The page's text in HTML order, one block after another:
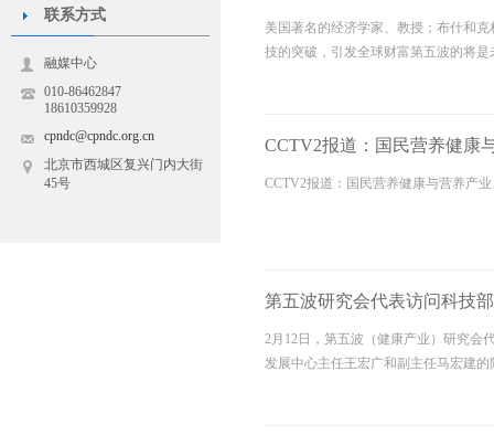
联系方式
融媒中心
010-86462847
18610359928
cpndc@cpndc.org.cn
北京市西城区复兴门内大街
45号
美国著名的经济学家、教授；布什和
技的突破，引发全球财富第五波的将
CCTV2报道：国民营养健康
CCTV2报道：国民营养健康与营养产
第五波研究会代表访问科技
2月12日，第五波（健康产业）研究会
发展中心主任王宏广和副主任马宏建